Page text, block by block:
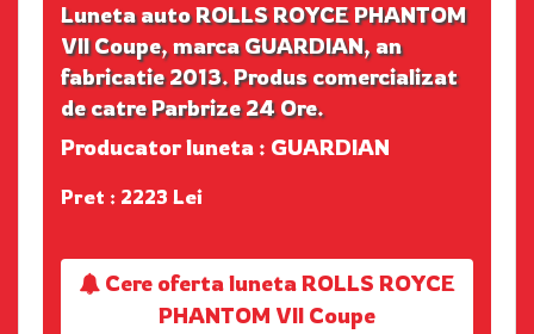
Luneta auto ROLLS ROYCE PHANTOM
VII Coupe, marca GUARDIAN, an
fabricatie 2013. Produs comercializat
de catre Parbrize 24 Ore.
Producator luneta : GUARDIAN
Pret : 2223 Lei
Cere oferta luneta ROLLS ROYCE
PHANTOM VII Coupe